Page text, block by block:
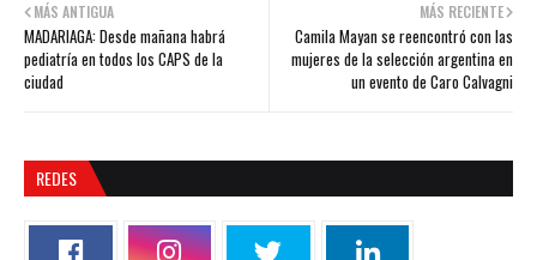
MÁS RECIENTE
Camila Mayan se reencontró con las
mujeres de la selección argentina en
un evento de Caro Calvagni
MÁS ANTIGUA
MADARIAGA: Desde mañana habrá
pediatría en todos los CAPS de la
ciudad
REDES